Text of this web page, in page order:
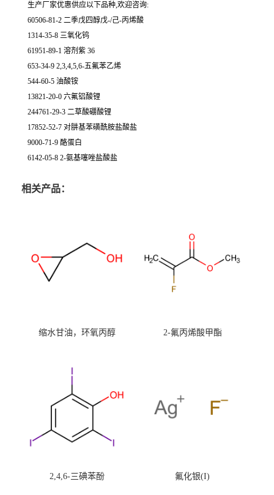
生产厂家优惠供应以下品种,欢迎咨询:
60506-81-2 二季戊四醇戊-/己-丙烯酸
1314-35-8 三氧化钨
61951-89-1 溶剂紫 36
653-34-9 2,3,4,5,6-五氟苯乙烯
544-60-5 油酸铵
13821-20-0 六氟铝酸锂
244761-29-3 二草酸硼酸锂
17852-52-7 对肼基苯磺酰胺盐酸盐
9000-71-9 酪蛋白
6142-05-8 2-氨基噻唑盐酸盐
相关产品：
缩水甘油，环氧丙醇 2-氟丙烯酸甲酯
2,4,6-三碘苯酚 氟化银(I)